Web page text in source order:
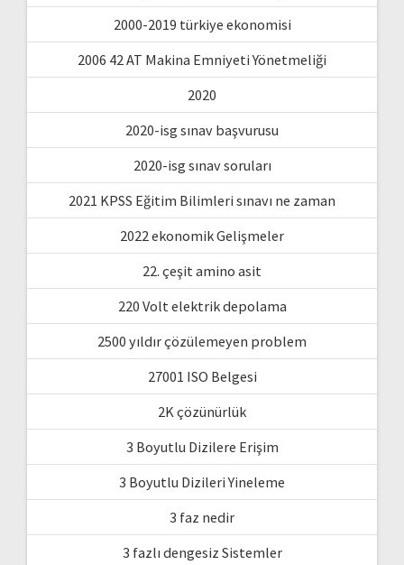
2000-2019 türkiye ekonomisi
2006 42 AT Makina Emniyeti Yönetmeliği
2020
2020-isg sınav başvurusu
2020-isg sınav soruları
2021 KPSS Eğitim Bilimleri sınavı ne zaman
2022 ekonomik Gelişmeler
22. çeşit amino asit
220 Volt elektrik depolama
2500 yıldır çözülemeyen problem
27001 ISO Belgesi
2K çözünürlük
3 Boyutlu Dizilere Erişim
3 Boyutlu Dizileri Yineleme
3 faz nedir
3 fazlı dengesiz Sistemler